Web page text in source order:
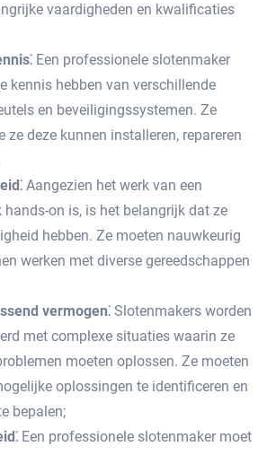
vaardigheden en kwalificaties
Een professionele slotenmaker
kennis hebben van verschillende
en beveiligingssystemen.​ Ze
ze deze kunnen installeren, repareren
Aangezien het werk van een
on is, is het belangrijk dat ze
hebben.​ Ze moeten nauwkeurig
werken met diverse gereedschappen
vermogen⁚ Slotenmakers worden
met complexe situaties waarin ze
moeten oplossen.​ Ze moeten
oplossingen te identificeren en
bepalen;
Een professionele slotenmaker moet